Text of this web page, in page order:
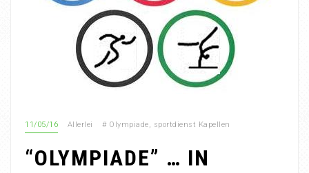
11/05/16 Allerlei # Olympiade, sportdienst Kapellen
“OLYMPIADE” … IN